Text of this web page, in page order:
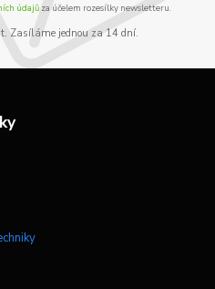
údajůza účelem rozesílky newsletteru.
Zasíláme jednou za 14 dní.